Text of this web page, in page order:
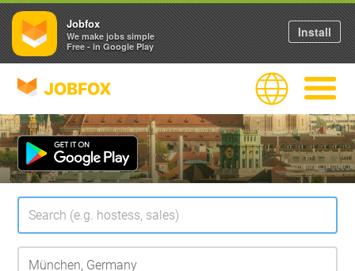
JOBFOX Navigate
Language
Jobfox
We make jobs simple
Free - in Google Play
Install